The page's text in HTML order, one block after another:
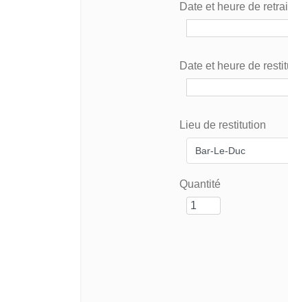
Date et heure de
Date et heure de
Lieu de restitution
Quantité